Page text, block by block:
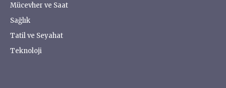
Mücevher ve Saat
Sağlık
Tatil ve Seyahat
Teknoloji